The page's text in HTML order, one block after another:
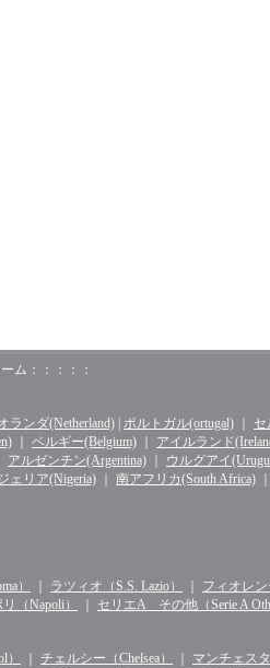
ム：：：：：
ランダ(Netherland) ポルトガル(ortugal)
ベルギー(Belgium) アイルランド
アルゼンチン(Argentina) ウルグアイ
ェリア(Nigeria) 南アフリカ(South Africa)
） ラツィオ（S.S. Lazio） フィオレン
（Napoli） セリエA その他（Serie A
チェルシー（Chelsea） マンチェス